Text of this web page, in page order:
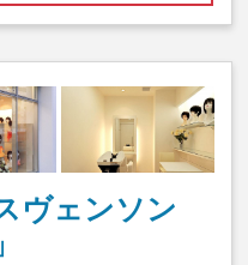
ヴェンソン